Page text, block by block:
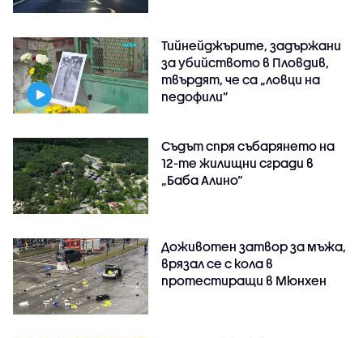
Тийнейджърите, задържани
за убийството в Пловдив,
твърдят, че са „ловци на
педофили”
Съдът спря събарянето на
12-те жилищни сгради в
„Баба Алино“
Доживотен затвор за мъжа,
врязал се с кола в
протестиращи в Мюнхен